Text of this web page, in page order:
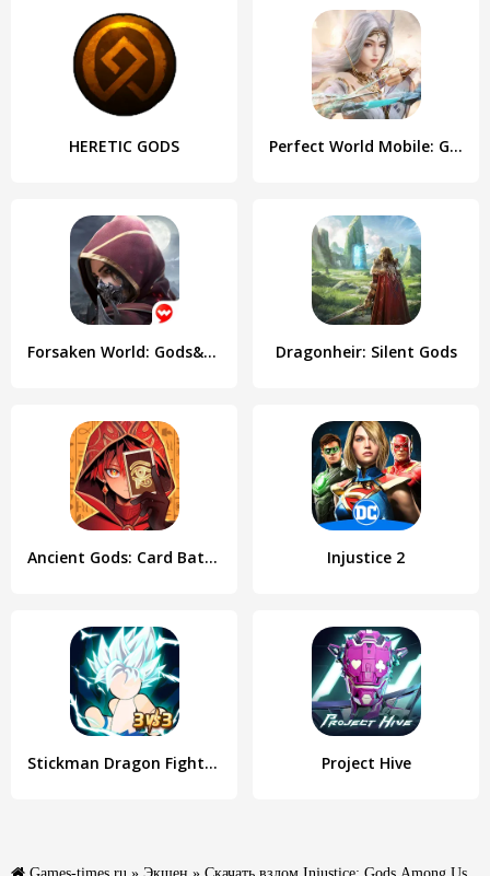
HERETIC GODS Perfect World Mobile: Gods War
Forsaken World: Gods&Demons Dragonheir: Silent Gods
Ancient Gods: Card Battle RPG Injustice 2
Stickman Dragon Fight - Super Project Hive
Games-times.ru » Экшен » Скачать взлом Injustice: Gods Among Us